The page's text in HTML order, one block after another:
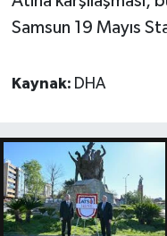
Samsun 19 Mayıs
Kaynak: DHA